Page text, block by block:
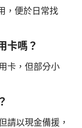
，便於日常找
卡嗎？
卡，但部分小
請以現金備援，